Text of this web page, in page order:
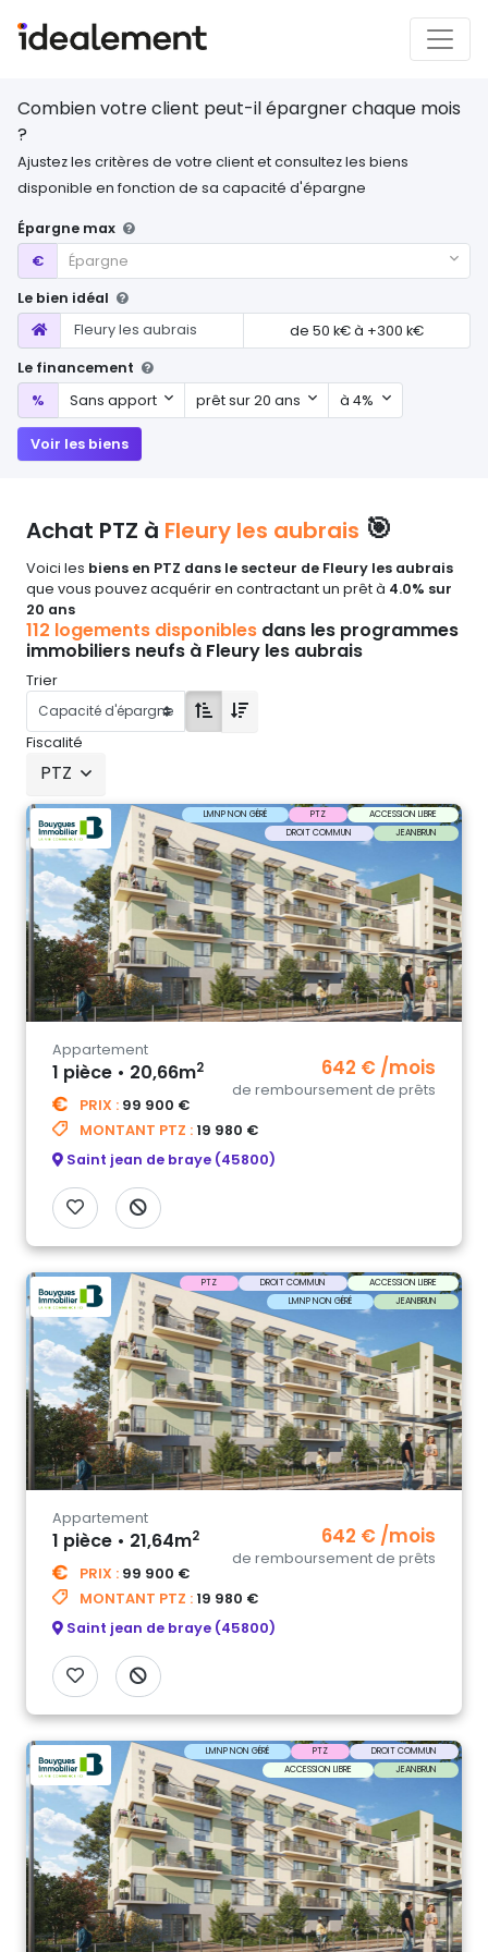
Combien votre client peut-il épargner chaque mois
?
Ajustez les critères de votre client et consultez les biens
disponible en fonction de sa capacité d'épargne
Épargne max
Épargne max
€
Épargne
Le bien idéal
Localisation de 50 k€à +300 k€
Le financement
Mon apport
% Sans apport Durée d'emprunt
prêt sur 20 ans Mon taux
à 4%
Voir les biens
Achat PTZ à Fleury les aubrais 🎯
Voici les biens en PTZ dans le secteur de Fleury les aubrais
que vous pouvez acquérir en contractant un prêt à 4.0% sur
20 ans
112 logements disponibles dans les programmes
immobiliers neufs à Fleury les aubrais
Trier
Fiscalité
PTZ
LMNP NON GÉRÉ PTZ
ACCESSION LIBRE
DROIT COMMUN
JEANBRUN
642 € /mois
de remboursement de prêts
Appartement
1 pièce • 20,66m2
PRIX : 99 900 €
MONTANT PTZ : 19 980 €
Saint jean de braye (45800)
PTZ DROIT COMMUN
ACCESSION LIBRE
LMNP NON GÉRÉ
JEANBRUN
642 € /mois
de remboursement de prêts
Appartement
1 pièce • 21,64m2
PRIX : 99 900 €
MONTANT PTZ : 19 980 €
Saint jean de braye (45800)
LMNP NON GÉRÉ PTZ
DROIT COMMUN
ACCESSION LIBRE
JEANBRUN